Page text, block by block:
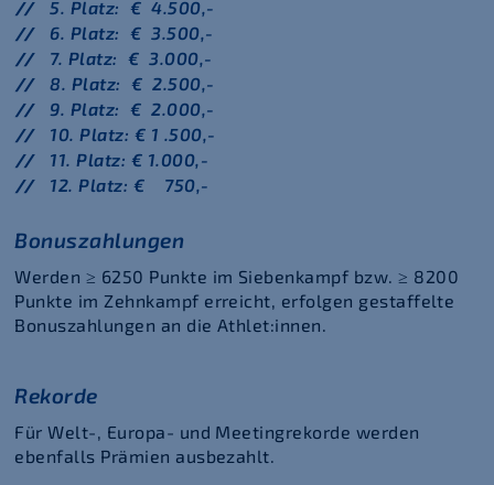
5. Platz: € 4.500,-
6. Platz: € 3.500,-
7. Platz: € 3.000,-
8. Platz: € 2.500,-
9. Platz: € 2.000,-
10. Platz: € 1 .500,-
11. Platz: € 1.000,-
12. Platz: € 750,-
Bonuszahlungen
Werden ≥ 6250 Punkte im Siebenkampf bzw. ≥ 8200
Punkte im Zehnkampf erreicht, erfolgen gestaffelte
Bonuszahlungen an die Athlet:innen.
Rekorde
Für Welt-, Europa- und Meetingrekorde werden
ebenfalls Prämien ausbezahlt.